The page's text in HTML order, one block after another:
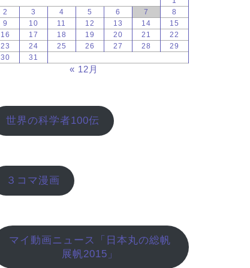
2
3 4 5 6 7
8
9
10 11 12 13 14
15
16
17 18 19 20 21
22
23
24 25 26 27 28
29
30
31
« 12月
世界の科学者100伝
３コマ漫画
マイ動画ニュース「日本丸の総帆
展帆2015」